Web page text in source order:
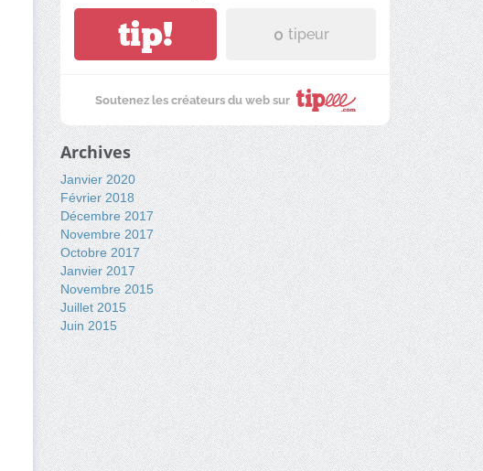
tip! 0 tipeur
Soutenez les créateurs du web sur
Archives
Janvier 2020
Février 2018
Décembre 2017
Novembre 2017
Octobre 2017
Janvier 2017
Novembre 2015
Juillet 2015
Juin 2015